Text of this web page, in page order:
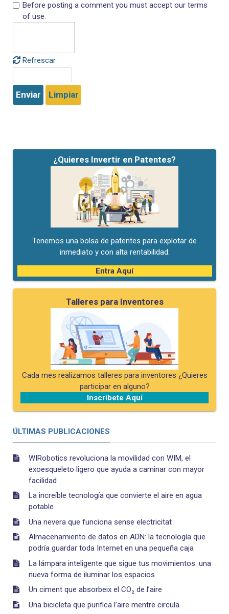
Before posting a comment you must accept our terms
of use.
Refrescar
Enviar Limpiar
¿Quieres Invertir en Patentes?
Tenemos una bolsa de patentes para explotar de
inmediato y con alta rentabilidad.
Entra Aquí
Talleres para Inventores
Cada mes realizamos talleres para inventores ¿Quieres
participar en alguno?
Inscríbete Aquí
ÚLTIMAS PUBLICACIONES
WIRobotics revoluciona la movilidad con WIM, el
exoesqueleto ligero que ayuda a caminar con mayor
facilidad
La increíble tecnología que convierte el aire en agua
potable
Una nevera que funciona sense electricitat
Almacenamiento de datos en ADN: la tecnología que
podría guardar toda Internet en una pequeña caja
La lámpara inteligente que sigue tus movimientos: una
nueva forma de iluminar los espacios
Un ciment que absorbeix el CO₂ de l’aire
Una bicicleta que purifica l’aire mentre circula